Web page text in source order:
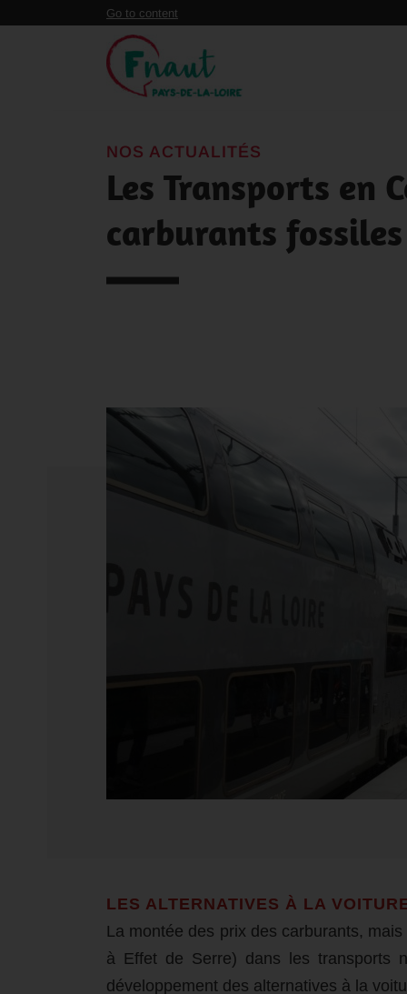
Panneau de gestion des cookies
Go to content
NOS ACTUALITÉS
Les Transports en
carburants fossiles
LES ALTERNATIVES À LA
La montée des prix des carburants,
à Effet de Serre) dans les transports
développement des alternatives à la